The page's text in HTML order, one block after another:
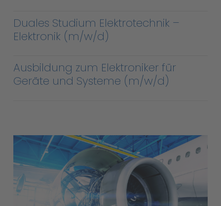
Duales Studium Elektrotechnik –
Elektronik (m/w/d)
Ausbildung zum Elektroniker für
Geräte und Systeme (m/w/d)